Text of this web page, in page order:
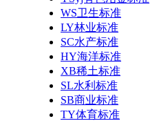
WS卫生标准
LY林业标准
SC水产标准
HY海洋标准
XB稀土标准
SL水利标准
SB商业标准
TY体育标准